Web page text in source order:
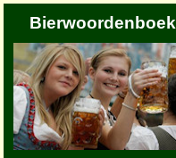
Bierwoordenboek